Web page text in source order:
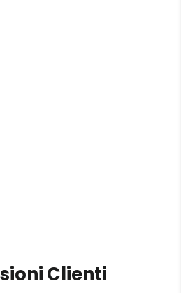
Clienti